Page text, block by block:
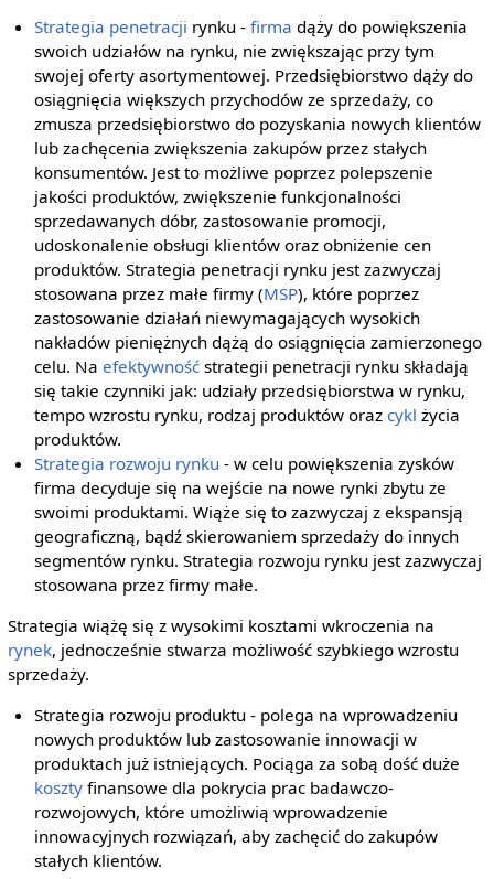
Strategia penetracji rynku -firma dąży do powiększenia
swoich udziałów na rynku, nie zwiększając przy tym
swojej oferty asortymentowej. Przedsiębiorstwo dąży do
osiągnięcia większych przychodów ze sprzedaży, co
zmusza przedsiębiorstwo do pozyskania nowych klientów
lub zachęcenia zwiększenia zakupów przez stałych
konsumentów. Jest to możliwe poprzez polepszenie
jakości produktów, zwiększenie funkcjonalności
sprzedawanych dóbr, zastosowanie promocji,
udoskonalenie obsługi klientów oraz obniżenie cen
produktów. Strategia penetracji rynku jest zazwyczaj
stosowana przez małe firmy (MSP), które poprzez
zastosowanie działań niewymagających wysokich
nakładów pieniężnych dążą do osiągnięcia zamierzonego
celu. Naefektywność strategii penetracji rynku składają
się takie czynniki jak: udziały przedsiębiorstwa w rynku,
tempo wzrostu rynku, rodzaj produktów orazcykl życia
produktów.
Strategia rozwoju rynku - w celu powiększenia zysków
firma decyduje się na wejście na nowe rynki zbytu ze
swoimi produktami. Wiąże się to zazwyczaj z ekspansją
geograficzną, bądź skierowaniem sprzedaży do innych
segmentów rynku. Strategia rozwoju rynku jest zazwyczaj
stosowana przez firmy małe.
Strategia wiążę się z wysokimi kosztami wkroczenia na
rynek, jednocześnie stwarza możliwość szybkiego wzrostu
sprzedaży.
Strategia rozwoju produktu - polega na wprowadzeniu
nowych produktów lub zastosowanie innowacji w
produktach już istniejących. Pociąga za sobą dość duże
koszty finansowe dla pokrycia prac badawczo-
rozwojowych, które umożliwią wprowadzenie
innowacyjnych rozwiązań, aby zachęcić do zakupów
stałych klientów.